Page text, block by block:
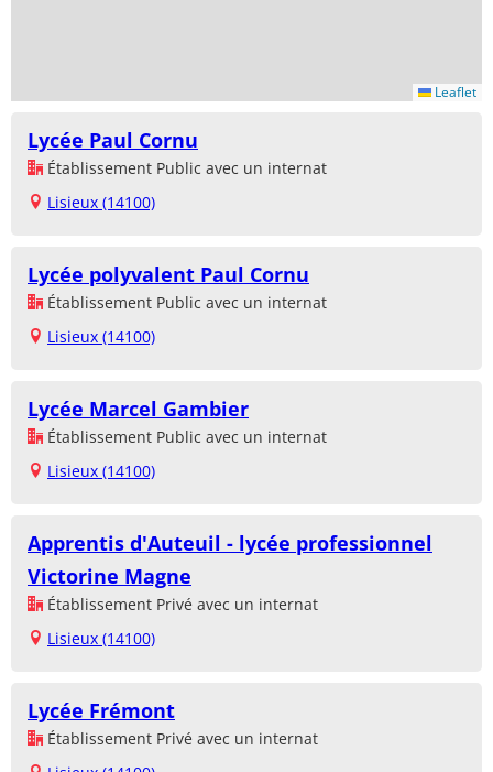
Leaflet
Lycée Paul Cornu
Établissement Public avec un internat
Lisieux (14100)
Lycée polyvalent Paul Cornu
Établissement Public avec un internat
Lisieux (14100)
Lycée Marcel Gambier
Établissement Public avec un internat
Lisieux (14100)
Apprentis d'Auteuil - lycée professionnel
Victorine Magne
Établissement Privé avec un internat
Lisieux (14100)
Lycée Frémont
Établissement Privé avec un internat